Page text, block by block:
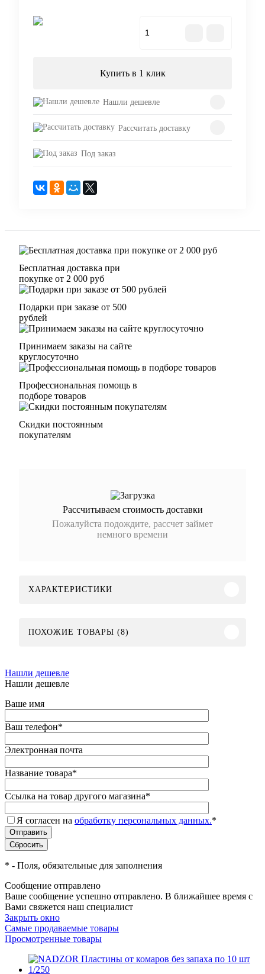
Купить в 1 клик
Нашли дешевле
Рассчитать доставку
Под заказ
Бесплатная доставка при
покупке от 2 000 руб
Подарки при заказе от 500
рублей
Принимаем заказы на сайте
круглосуточно
Профессиональная помощь в
подборе товаров
Скидки постоянным
покупателям
Рассчитываем стоимость доставки
Пожалуйста подождите, рассчет займет
немного времени
ХАРАКТЕРИСТИКИ
ПОХОЖИЕ ТОВАРЫ (8)
Нашли дешевле
Нашли дешевле
Ваше имя
Ваш телефон*
Электронная почта
Название товара*
Ссылка на товар другого магазина*
Я согласен на обработку персональных данных.*
* - Поля, обязательные для заполнения
Сообщение отправлено
Ваше сообщение успешно отправлено. В ближайшее время с
Вами свяжется наш специалист
Закрыть окно
Самые продаваемые товары
Просмотренные товары